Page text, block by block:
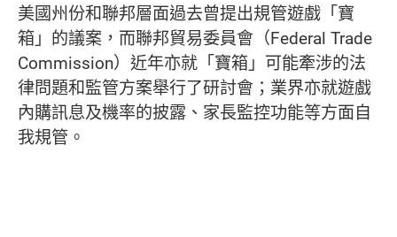
美國州份和聯邦層面過去曾提出規管遊戲「寶
箱」的議案，而聯邦貿易委員會（Federal Trade
Commission）近年亦就「寶箱」可能牽涉的法
律問題和監管方案舉行了研討會；業界亦就遊戲
內購訊息及機率的披露、家長監控功能等方面自
我規管。